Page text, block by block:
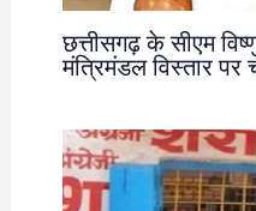
छत्तीसगढ़ के सीएम
मंत्रिमंडल विस्तार पर